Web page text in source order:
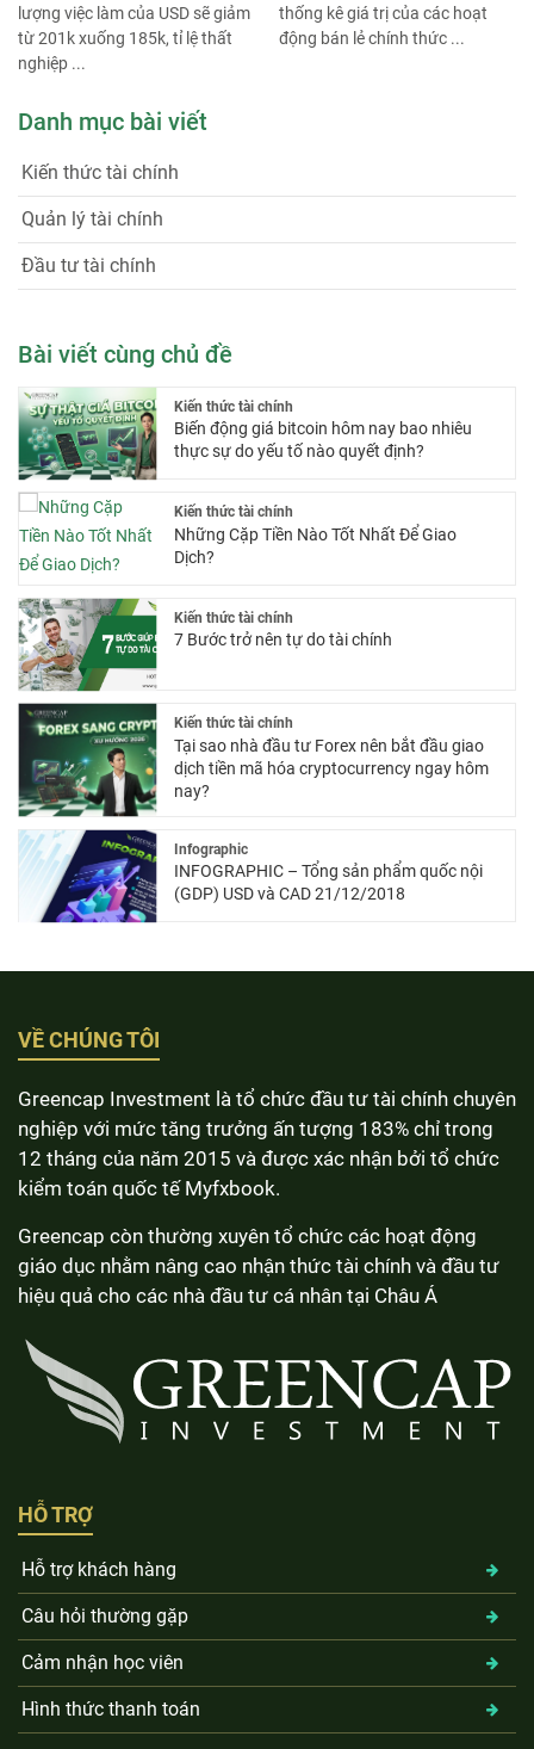
lượng việc làm của USD sẽ giảm
từ 201k xuống 185k, tỉ lệ thất
nghiệp ...
thống kê giá trị của các hoạt
động bán lẻ chính thức ...
Danh mục bài viết
Kiến thức tài chính
Quản lý tài chính
Đầu tư tài chính
Bài viết cùng chủ đề
Kiến thức tài chính
Biến động giá bitcoin hôm nay bao nhiêu
thực sự do yếu tố nào quyết định?
Kiến thức tài chính
Những Cặp Tiền Nào Tốt Nhất Để Giao
Dịch?
Kiến thức tài chính
7 Bước trở nên tự do tài chính
Kiến thức tài chính
Tại sao nhà đầu tư Forex nên bắt đầu giao
dịch tiền mã hóa cryptocurrency ngay hôm
nay?
Infographic
INFOGRAPHIC – Tổng sản phẩm quốc nội
(GDP) USD và CAD 21/12/2018
VỀ CHÚNG TÔI
Greencap Investment là tổ chức đầu tư tài chính chuyên
nghiệp với mức tăng trưởng ấn tượng 183% chỉ trong
12 tháng của năm 2015 và được xác nhận bởi tổ chức
kiểm toán quốc tế Myfxbook.
Greencap còn thường xuyên tổ chức các hoạt động
giáo dục nhằm nâng cao nhận thức tài chính và đầu tư
hiệu quả cho các nhà đầu tư cá nhân tại Châu Á
HỖ TRỢ
Hỗ trợ khách hàng
Câu hỏi thường gặp
Cảm nhận học viên
Hình thức thanh toán